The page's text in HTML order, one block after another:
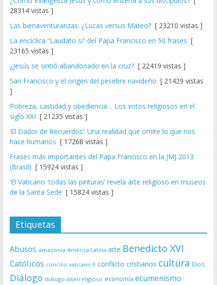
28314 vistas ]
Las bienaventuranzas: ¿Lucas versus Mateo?[ 23210 vistas ]
La encíclica “Laudato si” del Papa Francisco en 50 frases [
23165 vistas ]
¿Jesús se sintió abandonado en la cruz?[ 22419 vistas ]
San Francisco y el origen del pesebre navideño [ 21429 vistas
]
Pobreza, castidad y obediencia… Los votos religiosos en el
siglo XXI [ 21235 vistas ]
‘El Dador de Recuerdos’: Una realidad que omite lo que nos
hace humanos [ 17268 vistas ]
Frases más importantes del Papa Francisco en la JMJ 2013
(Brasil) [ 15924 vistas ]
‘El Vaticano: todas las pinturas’ revela arte religioso en museos
de la Santa Sede [ 15824 vistas ]
Etiquetas
Abusos amazonía América Latina arte Benedicto XVI
Católicos concilio vaticano II conflicto cristianos cultura Dios
Diálogo diálogo interreligioso economía ecumenismo